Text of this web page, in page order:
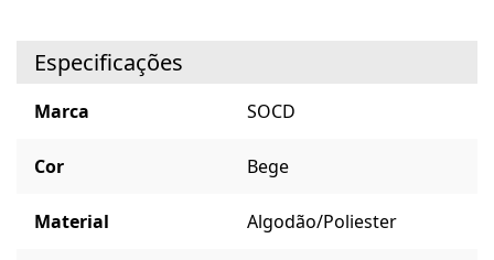
Especificações
Marca SOCD
Cor Bege
Material Algodão/Poliester